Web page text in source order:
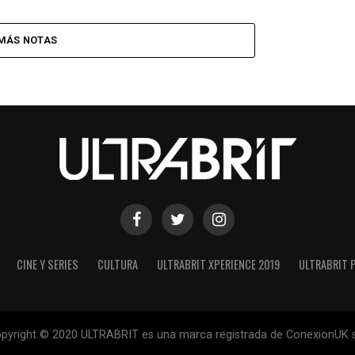
NOTAS
CINE Y SERIES CULTURA ULTRABRIT XPERIENCE 2019 ULTRABRIT
© 2020 ULTRABRIT es una marca registrada de ConexionUK